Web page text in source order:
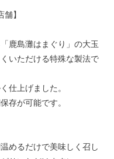
】
鹿島灘はまぐり」の大玉
いただける特殊な製法で
仕上げました。
存が可能です。
めるだけで美味しく召し